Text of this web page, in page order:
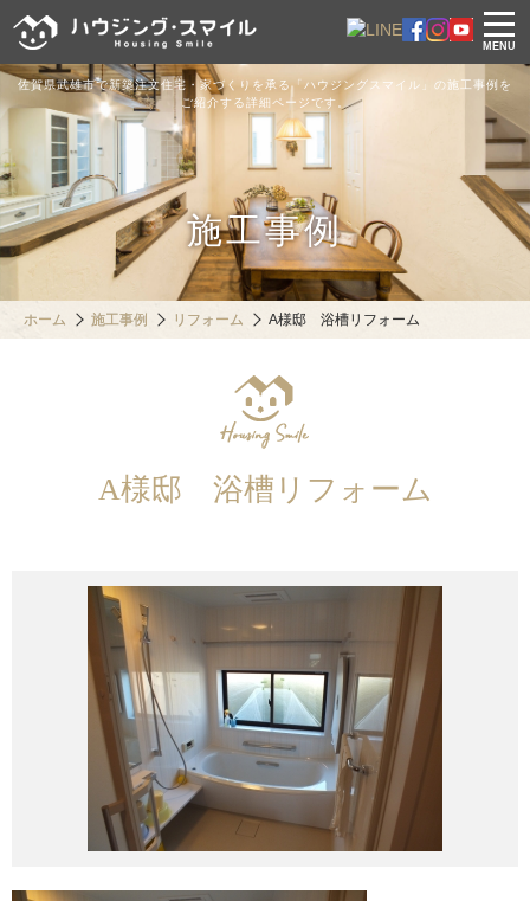
佐賀県武雄市で新築注文住宅・家づくりを承る「ハウジングスマイル」の施工事例を
ご紹介する詳細ページです。
施工事例
MENU
ホーム 施工事例 リフォーム A様邸 浴槽リフォーム
A様邸 浴槽リフォーム